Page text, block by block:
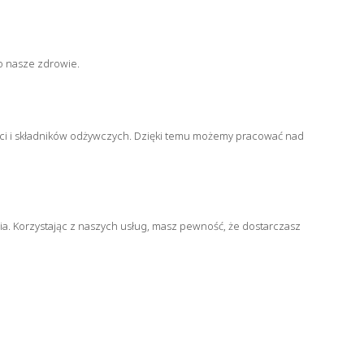
nasze zdrowie.
odżywczych. Dzięki temu możemy pracować nad
z naszych usług, masz pewność, że dostarczasz